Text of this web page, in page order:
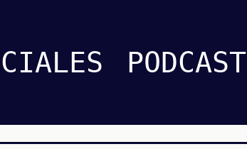
PODCAST